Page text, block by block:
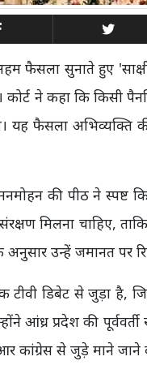
फैसला सुनाते हुए
ने कहा कि किसी
यह फैसला अभिव्यक्ति
की पीठ ने स्पष्ट
मिलना चाहिए,
अनुसार उन्हें जमानत पर
टीवी डिबेट से जुड़ा है,
आंध्र प्रदेश की
कांग्रेस से जुड़े माने जाने